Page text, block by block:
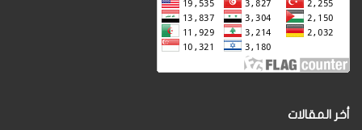
أخر المقالات